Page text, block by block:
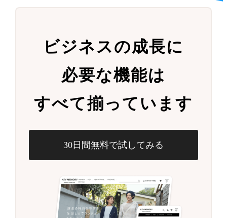
ビジネスの成長に
必要な機能は
すべて揃っています
30日間無料で試してみる